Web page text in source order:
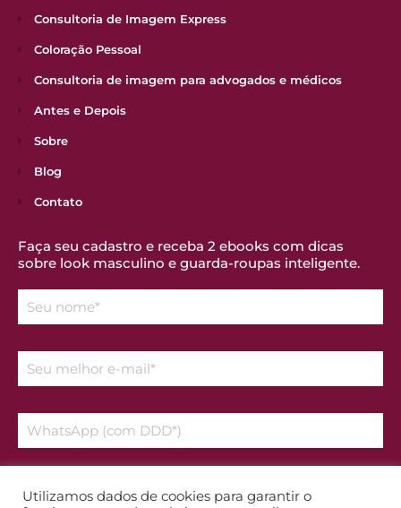
Consultoria de Imagem Express
Coloração Pessoal
Consultoria de imagem para advogados e médicos
Antes e Depois
Sobre
Blog
Contato
Faça seu cadastro e receba 2 ebooks com dicas
sobre look masculino e guarda-roupas inteligente.
Declaro que aceito os temos daPolítica de Privacidade
Utilizamos dados de cookies para garantir o